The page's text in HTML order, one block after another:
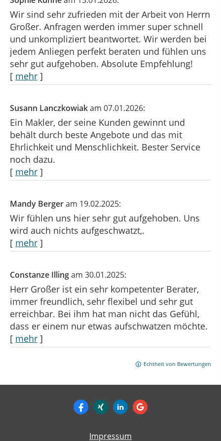
Wir sind sehr zufrieden mit der Arbeit von Herrn
Großer. Anfragen werden immer super schnell
und unkompliziert beantwortet. Wir werden bei
jedem Anliegen perfekt beraten und fühlen uns
sehr gut aufgehoben. Absolute Empfehlung!
[ mehr ]
Susann Lanczkowiakam 07.01.2026:
Ein Makler, der seine Kunden gewinnt und
behält durch beste Angebote und das mit
Ehrlichkeit und Menschlichkeit. Bester Service
noch dazu.
[ mehr ]
Mandy Bergeram 19.02.2025:
Wir fühlen uns hier sehr gut aufgehoben. Uns
wird auch nichts aufgeschwatzt,.
[ mehr ]
Constanze Illingam 30.01.2025:
Herr Großer ist ein sehr kompetenter Berater,
immer freundlich, sehr flexibel und sehr gut
erreichbar. Bei ihm hat man nicht das Gefühl,
dass er einem nur etwas aufschwatzen möchte.
[ mehr ]
Echtheit von Bewertungen
Impressum